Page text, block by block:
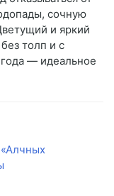
сочную
и яркий
толп и с
— идеальное